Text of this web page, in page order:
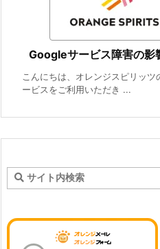
Googleサービス障害の影
こんにちは、オレンジスピリッ
ービスをご利用いただき ...